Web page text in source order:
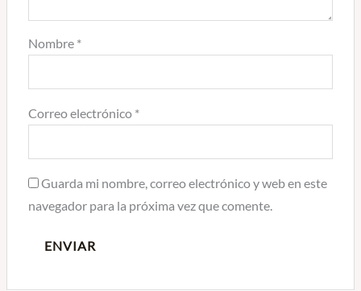
Nombre *
Correo electrónico *
Guarda mi nombre, correo electrónico y web en este
navegador para la próxima vez que comente.